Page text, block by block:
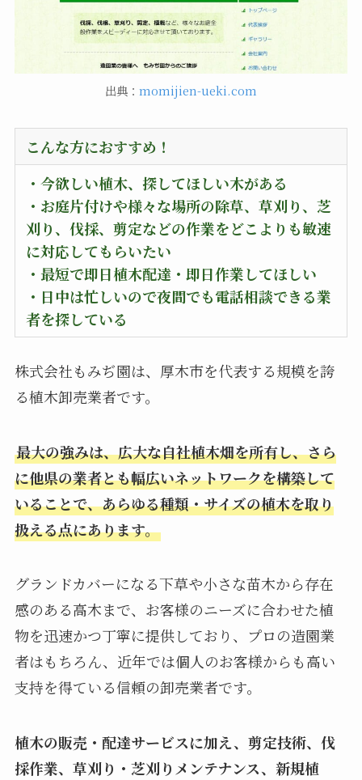
出典： momijien-ueki.com
こんな方におすすめ！
・今欲しい植木、探してほしい木がある
・お庭片付けや様々な場所の除草、草刈り、芝
刈り、伐採、剪定などの作業をどこよりも敏速
に対応してもらいたい
・最短で即日植木配達・即日作業してほしい
・日中は忙しいので夜間でも電話相談できる業
者を探している
株式会社もみぢ園は、厚木市を代表する規模を誇
る植木卸売業者です。
最大の強みは、広大な自社植木畑を所有し、さら
に他県の業者とも幅広いネットワークを構築して
いることで、あらゆる種類・サイズの植木を取り
扱える点にあります。
グランドカバーになる下草や小さな苗木から存在
感のある高木まで、お客様のニーズに合わせた植
物を迅速かつ丁寧に提供しており、プロの造園業
者はもちろん、近年では個人のお客様からも高い
支持を得ている信頼の卸売業者です。
植木の販売・配達サービスに加え、剪定技術、伐
採作業、草刈り・芝刈りメンテナンス、新規植